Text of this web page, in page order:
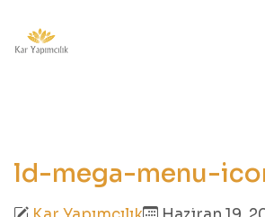
ld-mega-menu-